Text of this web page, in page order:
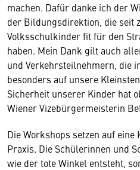
machen. Dafür danke ich der
der Bildungsdirektion, die seit
Volksschulkinder fit für den
haben. Mein Dank gilt auch
und Verkehrsteilnehmern, die
besonders auf unsere
Sicherheit unserer Kinder hat
Wiener Vizebürgermeisterin
Die Workshops setzen auf
Praxis. Die Schülerinnen und
wie der tote Winkel entsteht,